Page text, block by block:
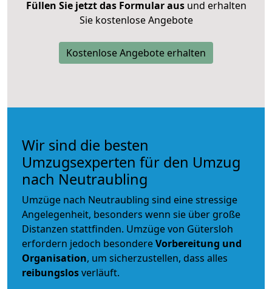
Füllen Sie jetzt das Formular ausund erhalten
Sie kostenlose Angebote
Kostenlose Angebote erhalten
Wir sind die besten
Umzugsexperten für den Umzug
nach Neutraubling
Umzüge nach Neutraubling sind eine stressige
Angelegenheit, besonders wenn sie über große
Distanzen stattfinden. Umzüge von Gütersloh
erfordern jedoch besondereVorbereitung und
Organisation, um sicherzustellen, dass alles
reibungslosverläuft.